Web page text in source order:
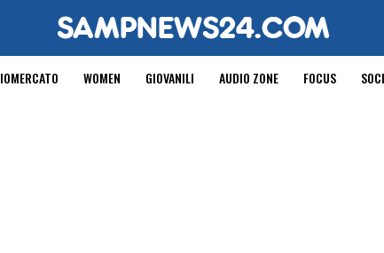
WOMEN GIOVANILI AUDIO ZONE FOCUS